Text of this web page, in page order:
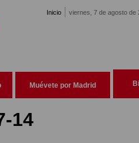
Inicio viernes, 7 de agosto de
Muévete por Madrid
14